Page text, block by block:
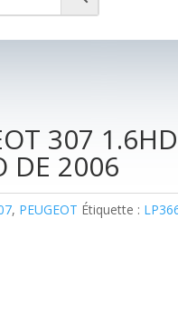
307
DE 2006
, PEUGEOT Étiquette :